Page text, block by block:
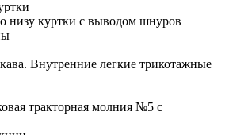
низу куртки c выводом шнуров
Внутренние легкие трикотажные
тракторная молния №5 с